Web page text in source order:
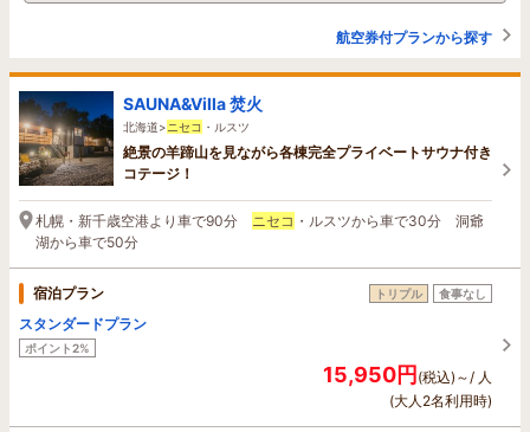
航空券付プランから探す
SAUNA&Villa 焚火
北海道> ニセコ ・ルスツ
絶景の羊蹄山を見ながら各棟完全プライベートサウナ付き
コテージ！
札幌・新千歳空港より車で90分 ニセコ ・ルスツから車で30分 洞爺
湖から車で50分
宿泊プラン トリプル 食事なし
スタンダードプラン
ポイント2%
15,950円(税込)～/ 人
(大人2名利用時)